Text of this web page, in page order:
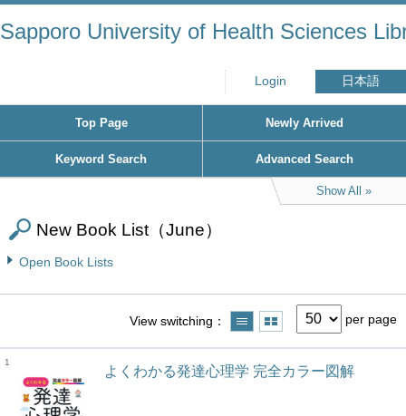
Sapporo University of Health Sciences
Login 日本語
Top Page Newly Arrived
Keyword Search Advanced Search
Show All
New Book List（June）
Open Book Lists
View switching per page
1
よくわかる発達心理学 完全カラー図解